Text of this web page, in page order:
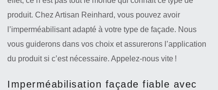
produit. Chez Artisan Reinhard, vous pouvez avoir
l’imperméabilisant adapté à votre type de façade. Nous
vous guiderons dans vos choix et assurerons l’application
du produit si c’est nécessaire. Appelez-nous vite !
Imperméabilisation façade fiable avec